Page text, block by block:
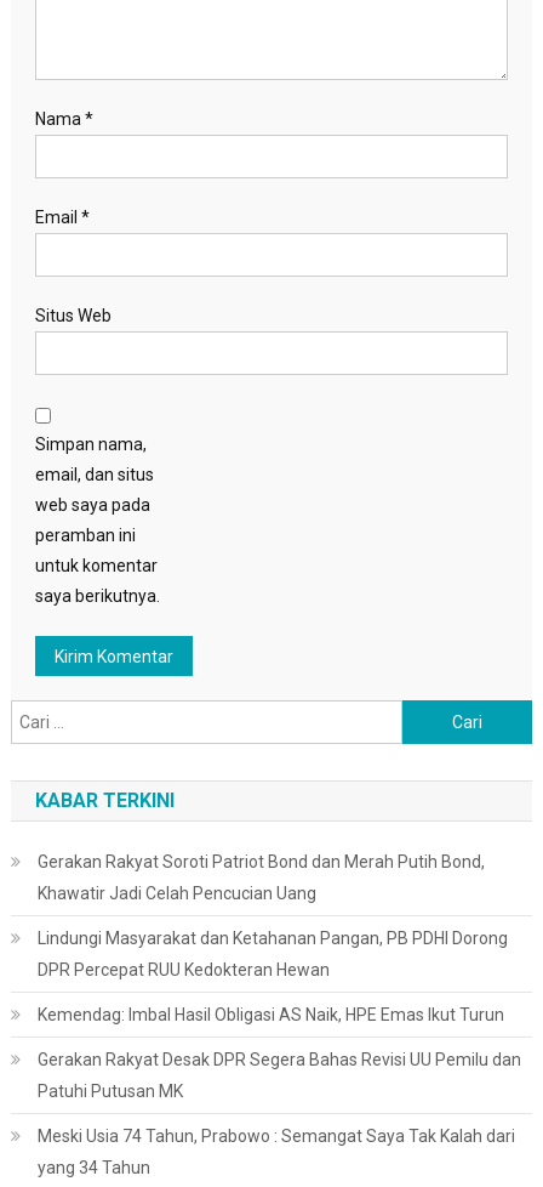
Nama*
Email *
Situs Web
Simpan nama,
email, dan situs
web saya pada
peramban ini
untuk komentar
saya berikutnya.
untuk:
KABAR TERKINI
Gerakan Rakyat Soroti Patriot Bond dan Merah Putih Bond,
Khawatir Jadi Celah Pencucian Uang
Lindungi Masyarakat dan Ketahanan Pangan, PB PDHI Dorong
DPR Percepat RUU Kedokteran Hewan
Kemendag: Imbal Hasil Obligasi AS Naik, HPE Emas Ikut Turun
Gerakan Rakyat Desak DPR Segera Bahas Revisi UU Pemilu dan
Patuhi Putusan MK
Meski Usia 74 Tahun, Prabowo : Semangat Saya Tak Kalah dari
yang 34 Tahun